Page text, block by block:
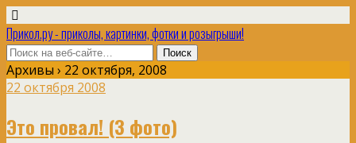
Прикол.ру - приколы, картинки, фотки и розыгрыши!
Архивы › 22 октября, 2008
22 октября 2008
Это провал! (3 фото)